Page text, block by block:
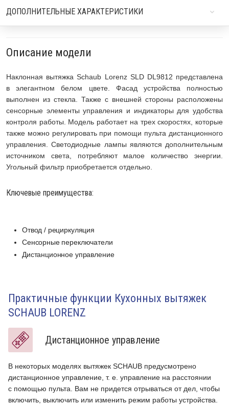
ДОПОЛНИТЕЛЬНЫЕ ХАРАКТЕРИСТИКИ
Описание модели
Наклонная вытяжка Schaub Lorenz SLD DL9812 представлена
в элегантном белом цвете. Фасад устройства полностью
выполнен из стекла. Также с внешней стороны расположены
сенсорные элементы управления и индикаторы для удобства
контроля работы. Модель работает на трех скоростях, которые
также можно регулировать при помощи пульта дистанционного
управления. Светодиодные лампы являются дополнительным
источником света, потребляют малое количество энергии.
Угольный фильтр приобретается отдельно.
Ключевые преимущества:
Отвод / рециркуляция
Сенсорные переключатели
Дистанционное управление
Практичные функции Кухонных вытяжек
SCHAUB LORENZ
Дистанционное управление
В некоторых моделях вытяжек SCHAUB предусмотрено
дистанционное управление, т. е. управление на расстоянии
с помощью пульта. Вам не придется отрываться от дел, чтобы
включить, выключить или изменить режим работы устройства.